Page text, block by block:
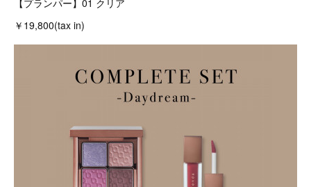
【プランパー】01 クリア
￥19,800(tax in)